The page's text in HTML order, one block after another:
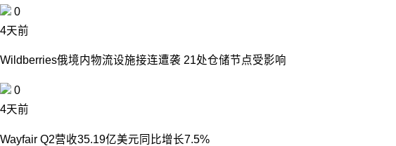
0
4天前
Wildberries俄境内物流设施接连遭袭 21处仓储节点受影响
0
4天前
Wayfair Q2营收35.19亿美元同比增长7.5%